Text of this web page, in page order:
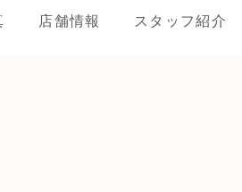
店舗情報 スタッフ紹介